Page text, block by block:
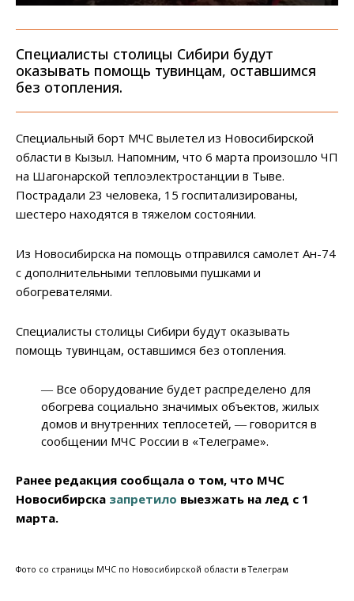
Специалисты столицы Сибири будут
оказывать помощь тувинцам, оставшимся
без отопления.
Специальный борт МЧС вылетел из Новосибирской
области в Кызыл. Напомним, что 6 марта произошло ЧП
на Шагонарской теплоэлектростанции в Тыве.
Пострадали 23 человека, 15 госпитализированы,
шестеро находятся в тяжелом состоянии.
Из Новосибирска на помощь отправился самолет Ан-74
с дополнительными тепловыми пушками и
обогревателями.
Специалисты столицы Сибири будут оказывать
помощь тувинцам, оставшимся без отопления.
― Все оборудование будет распределено для
обогрева социально значимых объектов, жилых
домов и внутренних теплосетей, ― говорится в
сообщении МЧС России в «Телеграме».
Ранее редакция сообщала о том, что МЧС
Новосибирска запретило выезжать на лед с 1
марта.
Фото со страницы МЧС по Новосибирской области в Телеграм